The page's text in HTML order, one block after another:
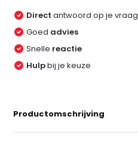
Direct antwoord op je vraag
Goed advies
Snelle reactie
Hulpbij je keuze
Productomschrijving